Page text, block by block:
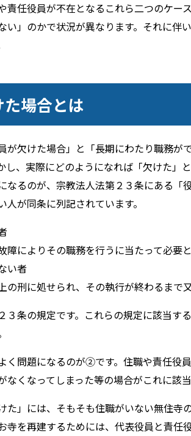
責任役員が不在となるこれら二つのケー
い」のかで状況が異なります。それに伴
た場合とは
が欠けた場合」と「長期にわたり職務
し、実際にどのようになれば「欠けた」
なるのが、宗教法人法第２３条にある「
人が同条に列記されています。
によりその職務を行うに当たって必要
い者
の刑に処せられ、その執行が終わるまで
３条の規定です。これらの規定に該当す
く問題になるのが②です。住職や責任役
なくなってしまった等の場合がこれに該当
た」には、そもそも住職がいない無住寺
寺を再建するためには、代表役員と責任